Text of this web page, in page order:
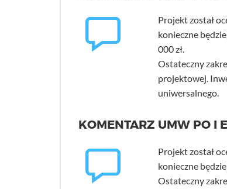
Projekt został
konieczne
000 zł.
Ostateczny
projektowej.
uniwersalnego.
KOMENTARZ UMW PO I
Projekt został
konieczne
Ostateczny